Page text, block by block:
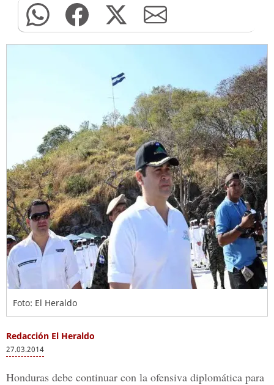
Foto: El Heraldo
Redacción El Heraldo
27.03.2014
Honduras debe continuar con la ofensiva diplomática para